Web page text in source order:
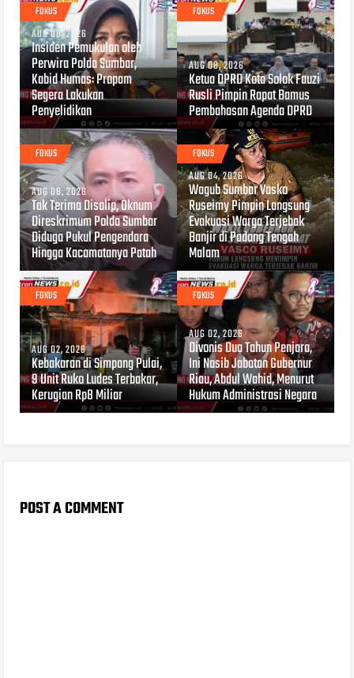
FOKUS
AUG 08, 2026
Insiden Pemukulan oleh
Perwira Polda Sumbar,
Kabid Humas: Propam
Segera Lakukan
Penyelidikan
FOKUS
AUG 08, 2026
Ketua DPRD Kota Solok Fauzi
Rusli Pimpin Rapat Bamus
Pembahasan Agenda DPRD
FOKUS
AUG 08, 2026
Tak Terima Disalip, Oknum
Direskrimum Polda Sumbar
Diduga Pukul Pengendara
Hingga Kacamatanya Patah
FOKUS
AUG 04, 2026
Wagub Sumbar Vasko
Ruseimy Pimpin Langsung
Evakuasi Warga Terjebak
Banjir di Padang Tengah
Malam
FOKUS
AUG 02, 2026
Kebakaran di Simpang Pulai,
9 Unit Ruko Ludes Terbakar,
Kerugian Rp8 Miliar
FOKUS
AUG 02, 2026
Divonis Dua Tahun Penjara,
Ini Nasib Jabatan Gubernur
Riau, Abdul Wahid, Menurut
Hukum Administrasi Negara
POST A COMMENT